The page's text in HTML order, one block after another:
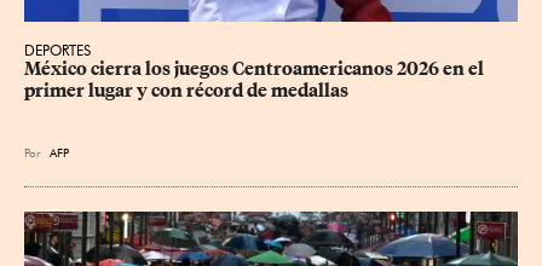
DEPORTES
México cierra los juegos Centroamericanos 2026 en el
primer lugar y con récord de medallas
Por AFP